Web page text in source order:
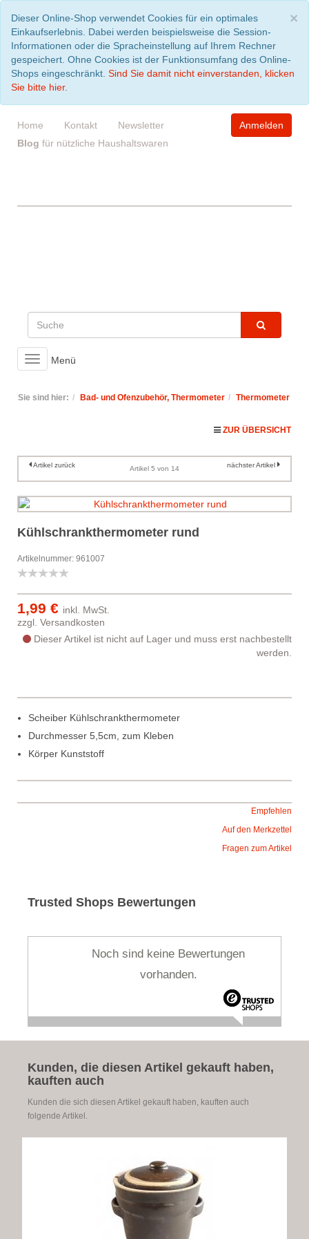
×
Dieser Online-Shop verwendet Cookies für ein optimales
Einkaufserlebnis. Dabei werden beispielsweise die Session-
Informationen oder die Spracheinstellung auf Ihrem Rechner
gespeichert. Ohne Cookies ist der Funktionsumfang des Online-
Shops eingeschränkt. Sind Sie damit nicht einverstanden, klicken
Sie bitte hier.
Home Kontakt
Newsletter
Blog für nützliche Haushaltswaren
Anmelden
Toggle
navigation
Menü
Sie sind hier: Bad- und Ofenzubehör, Thermometer Thermometer
ZUR ÜBERSICHT
Artikel zurück Artikel 5 von 14 nächster Artikel
Kühlschrankthermometer rund
Artikelnummer: 961007
1,99 € inkl. MwSt.
zzgl. Versandkosten
Dieser Artikel ist nicht auf Lager und muss erst nachbestellt
werden.
Scheiber Kühlschrankthermometer
Durchmesser 5,5cm, zum Kleben
Körper Kunststoff
Empfehlen
Auf den Merkzettel
Fragen zum Artikel
Trusted Shops Bewertungen
Noch sind keine Bewertungen
vorhanden.
Kunden, die diesen Artikel gekauft haben,
kauften auch
Kunden die sich diesen Artikel gekauft haben, kauften auch
folgende Artikel.